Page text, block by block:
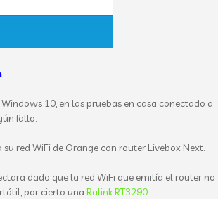
10, en las pruebas en casa conectado a
fallo.
red WiFi de Orange con router Livebox Next.
dado que la red WiFi que emitía el router no
por cierto una Ralink RT3290